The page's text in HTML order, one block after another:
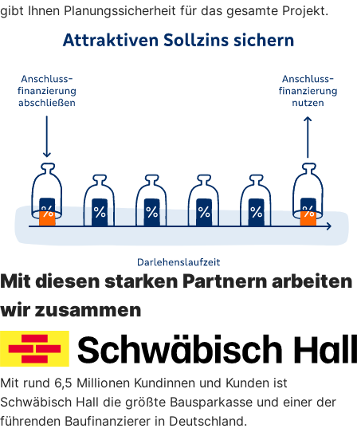
gibt Ihnen Planungssicherheit für das gesamte Projekt.
Mit diesen starken Partnern arbeiten
wir zusammen
Mit rund 6,5 Millionen Kundinnen und Kunden ist
Schwäbisch Hall die größte Bausparkasse und einer der
führenden Baufinanzierer in Deutschland.